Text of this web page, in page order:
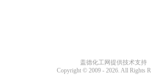
盖德化工网提供技术支持
Copyright © 2009 - 2026. All Rights